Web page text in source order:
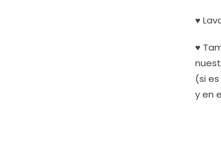
♥
♥
(si
y en